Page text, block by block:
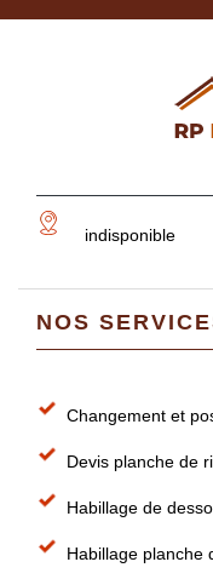
indisponible
NOS
Changement et
Devis planche de
Habillage de
Habillage planche